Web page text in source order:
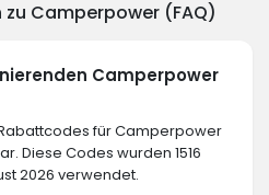
Camperpower (FAQ)
Camperpower
für Camperpower
Diese Codes wurden 1516
2026 verwendet.